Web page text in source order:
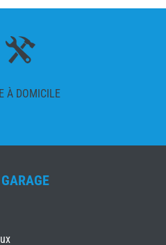
À DOMICILE